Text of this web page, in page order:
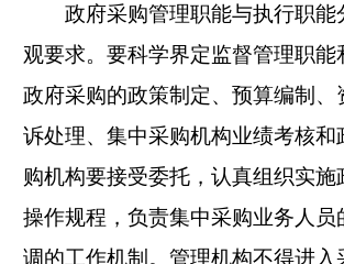
政府采购管理职能与执行职能
观要求。要科学界定监督管理职
政府采购的政策制定、预算编制
诉处理、集中采购机构业绩考核
购机构要接受委托，认真组织实
操作规程，负责集中采购业务人
调的工作机制。管理机构不得进